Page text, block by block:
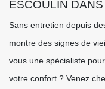
ESCOULIN
Sans entretien depuis
montre des signes de
vous une spécialiste
votre confort ? Venez